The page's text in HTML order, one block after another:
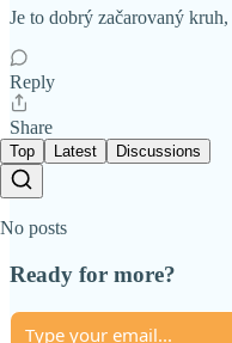
Je to dobrý začarovaný
Reply
Share
Top Latest Discussions
No posts
Ready for more?